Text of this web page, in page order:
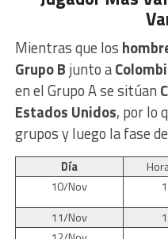
Mientras que los
Grupo B junto a
en el Grupo A se sitúan
Estados Unidos, por lo
grupos y luego la fase
Día
10/Nov
11/Nov